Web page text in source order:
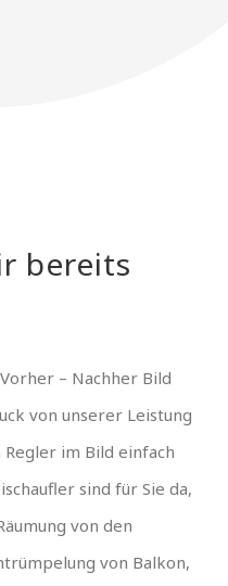
bereits
– Nachher Bild
von unserer Leistung
im Bild einfach
sind für Sie da,
von den
von Balkon,